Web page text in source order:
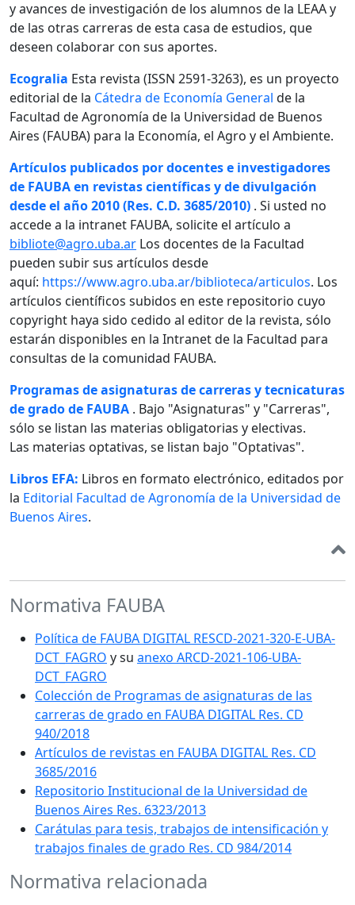
y avances de investigación de los alumnos de la LEAA y
de las otras carreras de esta casa de estudios, que
deseen colaborar con sus aportes.
Ecogralia Esta revista (ISSN 2591-3263), es un proyecto
editorial de la Cátedra de Economía General de la
Facultad de Agronomía de la Universidad de Buenos
Aires (FAUBA) para la Economía, el Agro y el Ambiente.
Artículos publicados por docentes e investigadores
de FAUBA en revistas científicas y de divulgación
desde el año 2010 (Res. C.D. 3685/2010) . Si usted no
accede a la intranet FAUBA, solicite el artículo a
bibliote@agro.uba.ar Los docentes de la Facultad
pueden subir sus artículos desde
aquí: https://www.agro.uba.ar/biblioteca/articulos. Los
artículos científicos subidos en este repositorio cuyo
copyright haya sido cedido al editor de la revista, sólo
estarán disponibles en la Intranet de la Facultad para
consultas de la comunidad FAUBA.
Programas de asignaturas de carreras y tecnicaturas
de grado de FAUBA . Bajo "Asignaturas" y "Carreras",
sólo se listan las materias obligatorias y electivas.
Las materias optativas, se listan bajo "Optativas".
Libros EFA: Libros en formato electrónico, editados por
la Editorial Facultad de Agronomía de la Universidad de
Buenos Aires.
Normativa FAUBA
Política de FAUBA DIGITAL RESCD-2021-320-E-UBA-
DCT_FAGRO y su anexo ARCD-2021-106-UBA-
DCT_FAGRO
Colección de Programas de asignaturas de las
carreras de grado en FAUBA DIGITAL Res. CD
940/2018
Artículos de revistas en FAUBA DIGITAL Res. CD
3685/2016
Repositorio Institucional de la Universidad de
Buenos Aires Res. 6323/2013
Carátulas para tesis, trabajos de intensificación y
trabajos finales de grado Res. CD 984/2014
Normativa relacionada